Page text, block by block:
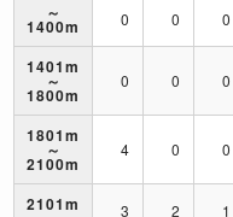
～
1400m 0 0 0
1401m
～
1800m
0 0 0
1801m
～
2100m
4 0 0
2101m 3 2 1